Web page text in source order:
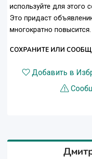
используйте для этого
Это придаст
многократно повысится.
СОХРАНИТЕ ИЛИ
Добавить в